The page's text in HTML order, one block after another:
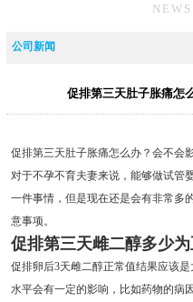
公司新闻
促排第三天肚子胀痛怎
促排第三天肚子胀痛怎么办？会不会
对于不孕不育夫妻来说，能够做试管
一件事情，但是现在还是会有非常多
意事项。
促排第三天雌二醇多少
促排卵后3天雌二醇正常值结果应该
水平会有一定的影响，比如药物的病